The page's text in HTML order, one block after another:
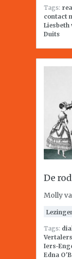
Tags:
contact
Liesbeth
Duits
De
Molly
Tags:
Iers-
Edna